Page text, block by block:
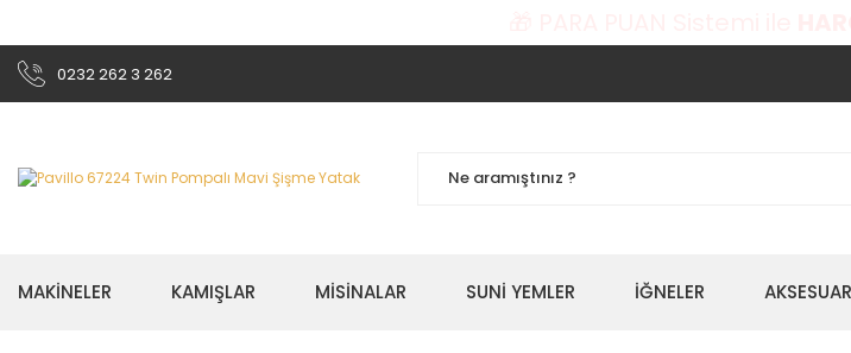
0232 262 3 262
MAKİNELER KAMIŞLAR MİSİNALAR SUNİ YEMLER İĞNELER